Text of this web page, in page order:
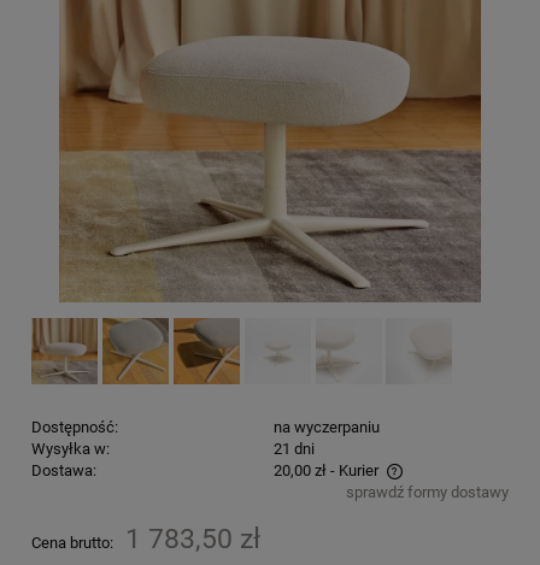
Dostępność:
na wyczerpaniu
Wysyłka w:
21 dni
Dostawa:
20,00 zł - Kurier
Cena nie zawiera ewentualnych kosztów płatnościsprawdź formy dostawy
Cena brutto: 1 783,50 zł